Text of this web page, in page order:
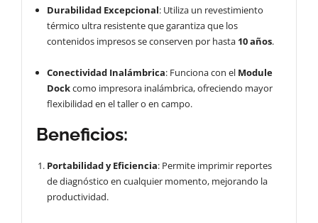
Durabilidad Excepcional: Utiliza un revestimiento
térmico ultra resistente que garantiza que los
contenidos impresos se conserven por hasta 10 años.
Conectividad Inalámbrica: Funciona con el Module
Dockcomo impresora inalámbrica, ofreciendo mayor
flexibilidad en el taller o en campo.
Beneficios:
Portabilidad y Eficiencia: Permite imprimir reportes
de diagnóstico en cualquier momento, mejorando la
productividad.